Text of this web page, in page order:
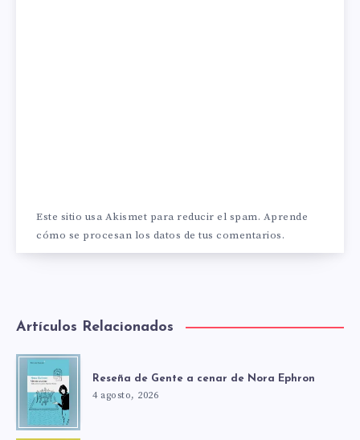
Este sitio usa Akismet para reducir el spam. Aprende
cómo se procesan los datos de tus comentarios.
Artículos Relacionados
Reseña de Gente a cenar de Nora Ephron
4 agosto, 2026